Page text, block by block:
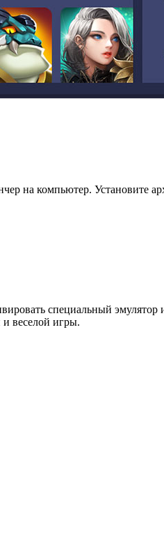
на компьютер. Установите
специальный
и веселой игры.